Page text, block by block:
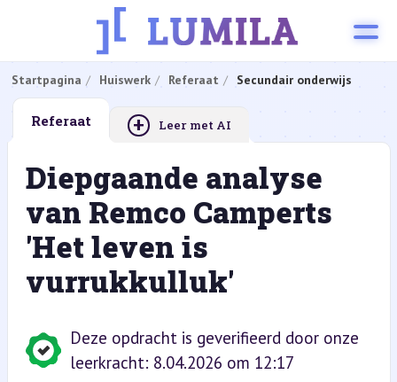
Startpagina Huiswerk Referaat Secundair onderwijs
Referaat + Leer met AI
Diepgaande analyse
van Remco Camperts
'Het leven is
vurrukkulluk'
Deze opdracht is geverifieerd door onze
leerkracht: 8.04.2026 om 12:17